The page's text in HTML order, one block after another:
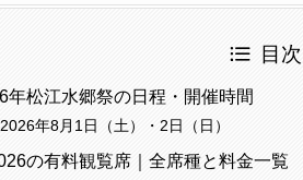
目次
年松江水郷祭の日程・開催時間
年8月1日（土）・2日（日）
の有料観覧席｜全席種と料金一覧